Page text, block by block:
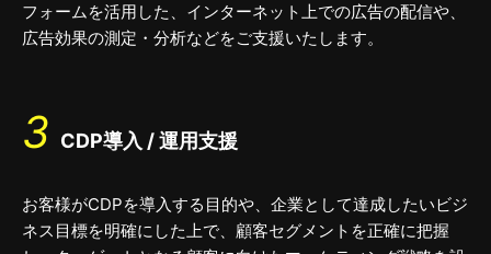
フォームを活用した、インターネット上での広告の配信や、
広告効果の測定・分析などをご支援いたします。
3 CDP導入 / 運用支援
お客様がCDPを導入する目的や、企業として達成したいビジ
ネス目標を明確にした上で、顧客セグメントを正確に把握